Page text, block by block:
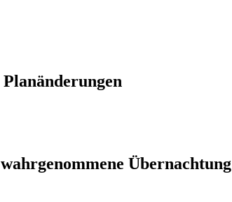
Übernachtung